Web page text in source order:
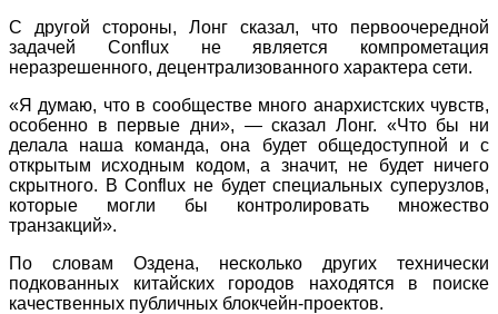
С другой стороны, Лонг сказал, что первоочередной
задачей Conflux не является компрометация
неразрешенного, децентрализованного характера сети.
«Я думаю, что в сообществе много анархистских чувств,
особенно в первые дни», — сказал Лонг. «Что бы ни
делала наша команда, она будет общедоступной и с
открытым исходным кодом, а значит, не будет ничего
скрытного. В Conflux не будет специальных суперузлов,
которые могли бы контролировать множество
транзакций».
По словам Оздена, несколько других технически
подкованных китайских городов находятся в поиске
качественных публичных блокчейн-проектов.